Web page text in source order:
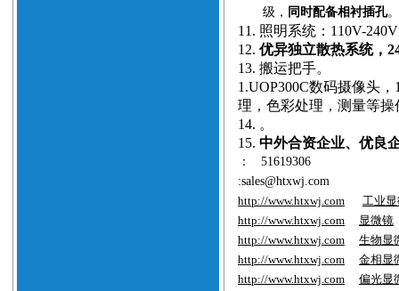
级， 同时配备相衬插孔。
11. 照明系统：110V-
12. 优异独立散热系统，
13. 搬运把手。
1.UOP300C数码摄像头
理， 色彩处理，测量等操
14. 。
15. 中外合资企业、优良
：
51619306
:sales@htxwj.com
http://www.htxwj.com
工业
http://www.htxwj.com
显微镜
http://www.htxwj.com
生物显
http://www.htxwj.com
金相显
http://www.htxwj.com
偏光显